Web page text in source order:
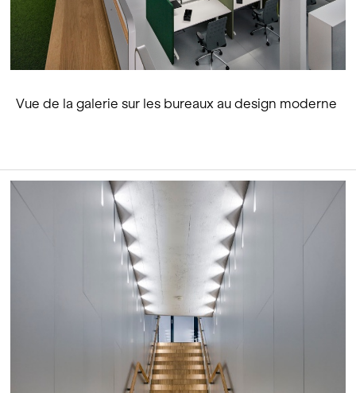
Vue de la galerie sur les bureaux au design moderne